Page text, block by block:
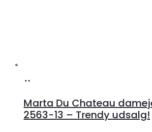
Klædeskabet.dk
Marta Du Chateau
2563-13 – Trendy udsalg!